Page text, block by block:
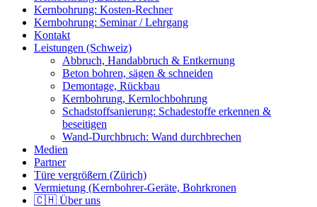
Kernbohrung: Kosten-Rechner
Kernbohrung: Seminar / Lehrgang
Kontakt
Leistungen (Schweiz)
Abbruch, Handabbruch & Entkernung
Beton bohren, sägen & schneiden
Demontage, Rückbau
Kernbohrung, Kernlochbohrung
Schadstoffsanierung: Schadestoffe erkennen &
beseitigen
Wand-Durchbruch: Wand durchbrechen
Medien
Partner
Türe vergrößern (Zürich)
Vermietung (Kernbohrer-Geräte, Bohrkronen
🇨🇭 Über uns